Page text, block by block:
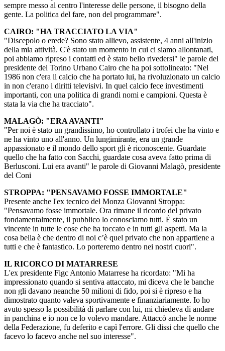
sempre messo al centro l'interesse delle persone, il bisogno della
gente. La politica del fare, non del programmare".
CAIRO: "HA TRACCIATO LA VIA"
"Discepolo o erede? Sono stato allievo, assistente, 4 anni all'inizio
della mia attività. C'è stato un momento in cui ci siamo allontanati,
poi abbiamo ripreso i contatti ed è stato bello rivedersi" le parole del
presidente del Torino Urbano Cairo che ha poi sottolineato: "Nel
1986 non c'era il calcio che ha portato lui, ha rivoluzionato un calcio
in non c'erano i diritti televisivi. In quel calcio fece investimenti
importanti, con una politica di grandi nomi e campioni. Questa è
stata la via che ha tracciato".
MALAGÒ: "ERA AVANTI"
"Per noi è stato un grandissimo, ho controllato i trofei che ha vinto e
ne ha vinto uno all'anno. Un lungimirante, era un grande
appassionato e il mondo dello sport gli è riconoscente. Guardate
quello che ha fatto con Sacchi, guardate cosa aveva fatto prima di
Berlusconi. Lui era avanti" le parole di Giovanni Malagò, presidente
del Coni
STROPPA: "PENSAVAMO FOSSE IMMORTALE"
Presente anche l'ex tecnico del Monza Giovanni Stroppa:
"Pensavamo fosse immortale. Ora rimane il ricordo del privato
fondamentalmente, il pubblico lo conosciamo tutti. È stato un
vincente in tutte le cose che ha toccato e in tutti gli aspetti. Ma la
cosa bella è che dentro di noi c’è quel privato che non appartiene a
tutti e che è fantastico. Lo porteremo dentro nei nostri cuori".
IL RICORCO DI MATARRESE
L'ex presidente Figc Antonio Matarrese ha ricordato: "Mi ha
impressionato quando si sentiva attaccato, mi diceva che le banche
non gli davano neanche 50 milioni di fido, poi si è ripreso e ha
dimostrato quanto valeva sportivamente e finanziariamente. Io ho
avuto spesso la possibilità di parlare con lui, mi chiedeva di andare
in panchina e io non ce lo volevo mandare. Attaccò anche le norme
della Federazione, fu deferito e capì l'errore. Gli dissi che quello che
facevo lo facevo anche nel suo interesse".